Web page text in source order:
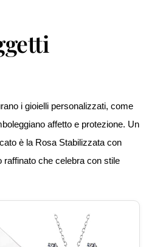
i gioielli personalizzati, come
affetto e protezione. Un
è la Rosa Stabilizzata con
raffinato che celebra con stile